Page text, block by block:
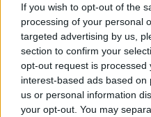
If you wish to opt-out of the
processing of your personal
targeted advertising by us,
section to confirm your
opt-out request is processed
interest-based ads based
us or personal information
your opt-out. You may